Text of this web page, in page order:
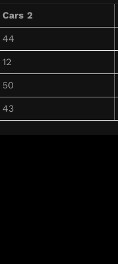
Cars 2
44
12
50
43